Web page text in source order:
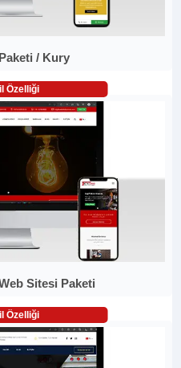
/ Kury
Özelliği
Sitesi Paketi
Özelliği